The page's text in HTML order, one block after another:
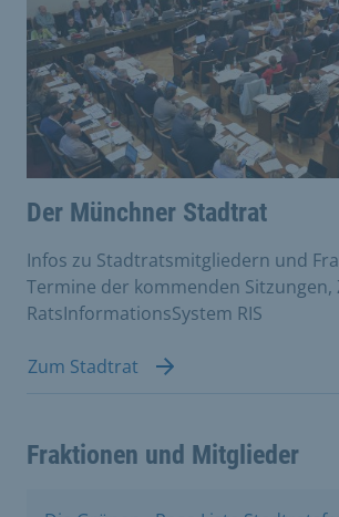
Der Münchner Stadtrat
Infos zu Stadtratsmitgliedern und
Termine der kommenden Sitzungen,
RatsInformationsSystem RIS
Zum Stadtrat
Fraktionen und Mitglieder